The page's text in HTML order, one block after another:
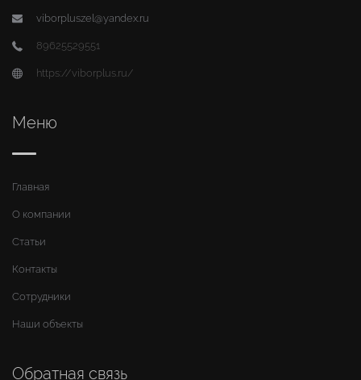
viborpluszel@yandex.ru
89625529551
https://viborplus.ru/
Меню
Главная
О компании
Статьи
Контакты
Сотрудники
Наши объекты
Обратная связь